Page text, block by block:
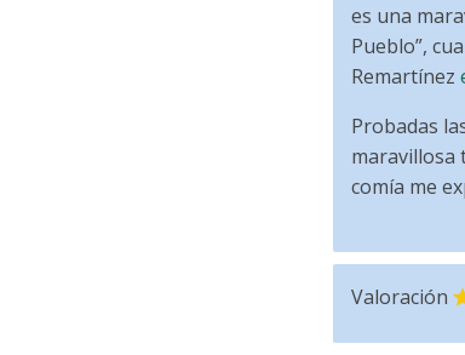
es una
Pueblo”,
Remartínez
Probadas
maravillosa
comía me
Valoración